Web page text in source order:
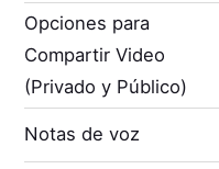
Opciones para
Compartir Video
(Privado y Público)
Notas de voz